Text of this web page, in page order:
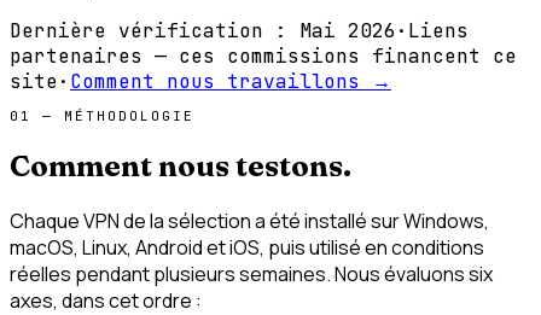
Dernière vérification : Mai 2026· Liens
partenaires — ces commissions financent ce
site· Comment nous travaillons →
01 — MÉTHODOLOGIE
Comment noustestons.
Chaque VPN de la sélection a été installé sur Windows,
macOS, Linux, Android et iOS, puis utilisé en conditions
réelles pendant plusieurs semaines. Nous évaluons six
axes, dans cet ordre :